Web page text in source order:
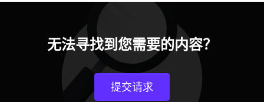
无法寻找到您需要的内容？
提交请求